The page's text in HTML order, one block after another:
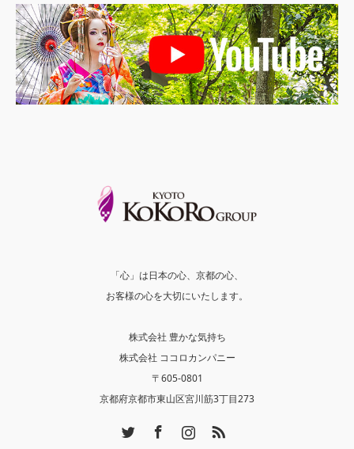
「心」は日本の心、京都の心、
お客様の心を大切にいたします。
株式会社 豊かな気持ち
株式会社 ココロカンパニー
〒605-0801
京都府京都市東山区宮川筋3丁目273